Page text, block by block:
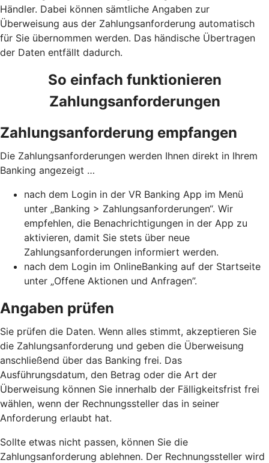
Händler. Dabei können sämtliche Angaben zur
Überweisung aus der Zahlungsanforderung automatisch
für Sie übernommen werden. Das händische Übertragen
der Daten entfällt dadurch.
So einfach funktionieren
Zahlungsanforderungen
Zahlungsanforderung empfangen
Die Zahlungsanforderungen werden Ihnen direkt in Ihrem
Banking angezeigt …
nach dem Login in der VR Banking App im Menü
unter „Banking > Zahlungsanforderungen“. Wir
empfehlen, die Benachrichtigungen in der App zu
aktivieren, damit Sie stets über neue
Zahlungsanforderungen informiert werden.
nach dem Login im OnlineBanking auf der Startseite
unter „Offene Aktionen und Anfragen”.
Angaben prüfen
Sie prüfen die Daten. Wenn alles stimmt, akzeptieren Sie
die Zahlungsanforderung und geben die Überweisung
anschließend über das Banking frei. Das
Ausführungsdatum, den Betrag oder die Art der
Überweisung können Sie innerhalb der Fälligkeitsfrist frei
wählen, wenn der Rechnungssteller das in seiner
Anforderung erlaubt hat.
Sollte etwas nicht passen, können Sie die
Zahlungsanforderung ablehnen. Der Rechnungssteller wird